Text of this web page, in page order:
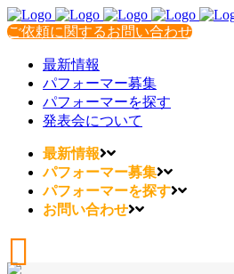
ご依頼に関するお問い合わせ
最新情報
パフォーマー募集
パフォーマーを探す
発表会について
最新情報
パフォーマー募集
パフォーマーを探す
お問い合わせ